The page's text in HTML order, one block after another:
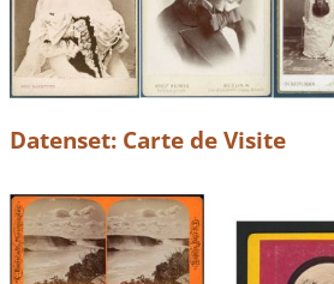
Datenset: Carte de Visite